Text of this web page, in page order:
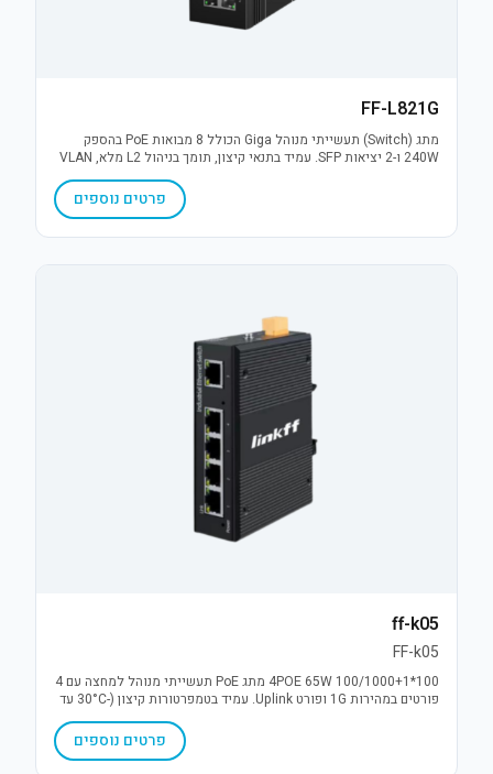
FF-L821G
מתג (Switch) תעשייתי מנוהל Giga הכולל 8 מבואות PoE בהספק
240W ו-2 יציאות SFP. עמיד בתנאי קיצון, תומך בניהול L2 מלא, VLAN
פרטים נוספים
ff-k05
FF-k05
4POE 65W 100/1000+1*100 מתג PoE תעשייתי מנוהל למחצה עם 4
פורטים במהירות 1G ופורט Uplink. עמיד בטמפרטורות קיצון (-30°C עד
75°C), כולל הגנת נחשולי מתח 6KV ויתירות מתח (DC12-52V). פתרון
פרטים נוספים